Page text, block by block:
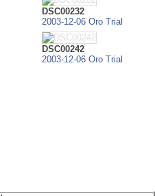
DSC00232
2003-12-06 Oro Trial
DSC00242
2003-12-06 Oro Trial